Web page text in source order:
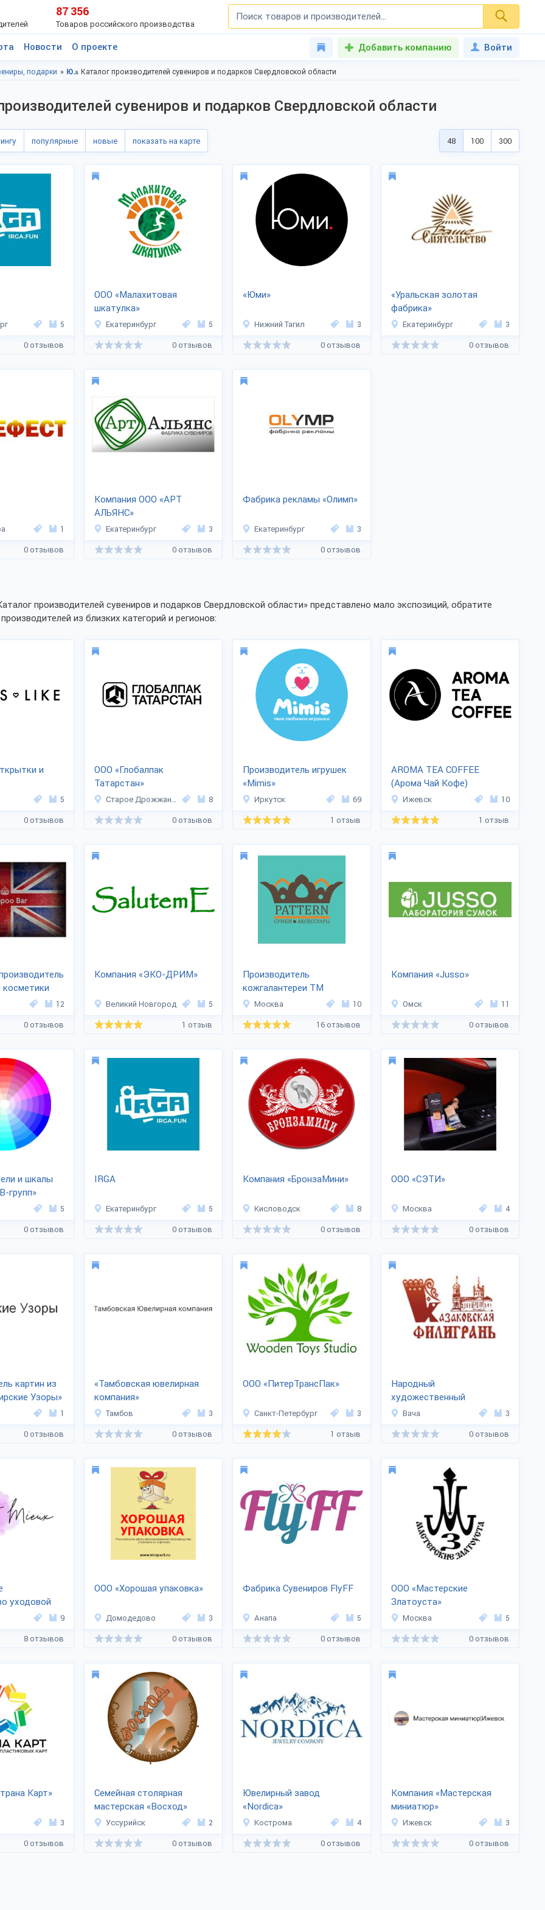
87 356
Товаров российского производства
Новости О проекте Добавить компанию Войти
подарки Ювелирные изделия, подарки, Свердловская область Каталог производителей сувениров и подарков Свердловской области
сувениров и подарков Свердловской области
популярные новые показать на карте 48 100 300
5
0 отзывов
ООО «Малахитовая
шкатулка»
Екатеринбург 5
0 отзывов
«Юми»
Нижний Тагил 3
0 отзывов
«Уральская золотая
фабрика»
Екатеринбург 3
0 отзывов
1
0 отзывов
Компания ООО «АРТ
АЛЬЯНС»
Екатеринбург 3
0 отзывов
Фабрика рекламы «Олимп»
Екатеринбург 3
0 отзывов
производителей сувениров и подарков Свердловской области» представлено мало экспозиций, обратите
из близких категорий и регионов:
и
5
0 отзывов
ООО «Глобалпак
Татарстан»
Старое Дрожжаное 8
0 отзывов
Производитель игрушек
«Mimis»
Иркутск 69
1 отзыв
AROMA TEA COFFEE
(Арома Чай Кофе)
Ижевск 10
1 отзыв
косметики
BAR»
12
0 отзывов
Компания «ЭКО-ДРИМ»
Великий Новгород 5
1 отзыв
Производитель
кожгалантереи ТМ
«PATTERN»
Москва 10
16 отзывов
Компания «Jusso»
Омск 11
0 отзывов
и шкалы
групп»
5
0 отзывов
IRGA
Екатеринбург 5
0 отзывов
Компания «БронзаМини»
Кисловодск 8
0 отзывов
ООО «СЭТИ»
Москва 4
0 отзывов
картин из
Узоры»
1
0 отзывов
«Тамбовская ювелирная
компания»
Тамбов 3
0 отзывов
ООО «ПитерТрансПак»
Санкт-Петербург 3
1 отзыв
Народный
художественный
промысел «Казаковская
филигрань»
Вача 3
0 отзывов
уходовой
9
8 отзывов
ООО «Хорошая упаковка»
Домодедово 3
0 отзывов
Фабрика Сувениров FlyFF
Анапа 5
0 отзывов
ООО «Мастерские
Златоуста»
Москва 5
0 отзывов
Карт»
3
0 отзывов
Семейная столярная
мастерская «Восход»
Уссурийск 2
0 отзывов
Ювелирный завод
«Nordica»
Кострома 4
0 отзывов
Компания «Мастерская
миниатюр»
Ижевск 3
0 отзывов